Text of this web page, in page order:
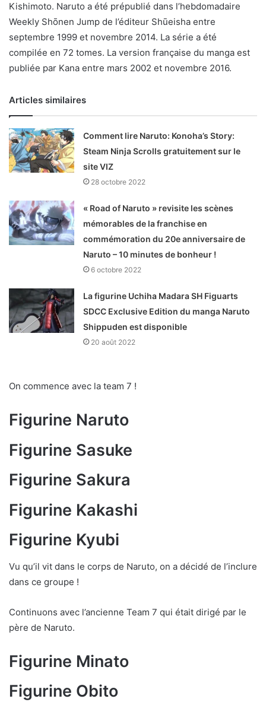
Kishimoto. Naruto a été prépublié dans l’hebdomadaire
Weekly Shōnen Jump de l’éditeur Shūeisha entre
septembre 1999 et novembre 2014. La série a été
compilée en 72 tomes. La version française du manga est
publiée par Kana entre mars 2002 et novembre 2016.
Articles similaires
Comment lire Naruto: Konoha’s Story:
Steam Ninja Scrolls gratuitement sur le
site VIZ
28 octobre 2022
« Road of Naruto » revisite les scènes
mémorables de la franchise en
commémoration du 20e anniversaire de
Naruto – 10 minutes de bonheur !
6 octobre 2022
La figurine Uchiha Madara SH Figuarts
SDCC Exclusive Edition du manga Naruto
Shippuden est disponible
20 août 2022
On commence avec la team 7 !
Figurine Naruto
Figurine Sasuke
Figurine Sakura
Figurine Kakashi
Figurine Kyubi
Vu qu’il vit dans le corps de Naruto, on a décidé de l’inclure
dans ce groupe !
Continuons avec l’ancienne Team 7 qui était dirigé par le
père de Naruto.
Figurine Minato
Figurine Obito